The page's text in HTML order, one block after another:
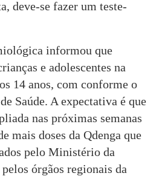
deve-se fazer um teste-
informou que
e adolescentes na
14 anos, com conforme o
Saúde. A expectativa é que
nas próximas semanas
mais doses da Qdenga que
pelo Ministério da
órgãos regionais da